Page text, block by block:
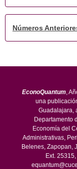
Números
EconoQuantum ,
una
Guadalajara,
Departamento
Economía del
Administrativas,
Belenes, Zapopan,
Ext.